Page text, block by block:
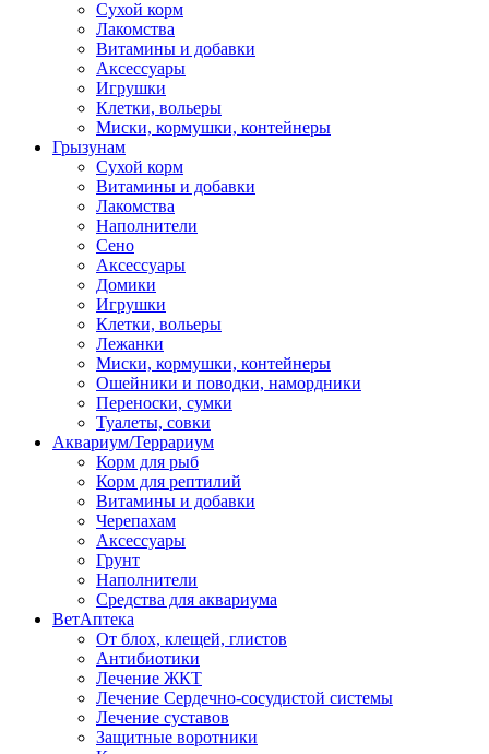
Сухой корм
Лакомства
Витамины и добавки
Аксессуары
Игрушки
Клетки, вольеры
Миски, кормушки, контейнеры
Грызунам
Сухой корм
Витамины и добавки
Лакомства
Наполнители
Сено
Аксессуары
Домики
Игрушки
Клетки, вольеры
Лежанки
Миски, кормушки, контейнеры
Ошейники и поводки, намордники
Переноски, сумки
Туалеты, совки
Аквариум/Террариум
Корм для рыб
Корм для рептилий
Витамины и добавки
Черепахам
Аксессуары
Грунт
Наполнители
Средства для аквариума
ВетАптека
От блох, клещей, глистов
Антибиотики
Лечение ЖКТ
Лечение Сердечно-сосудистой системы
Лечение суставов
Защитные воротники